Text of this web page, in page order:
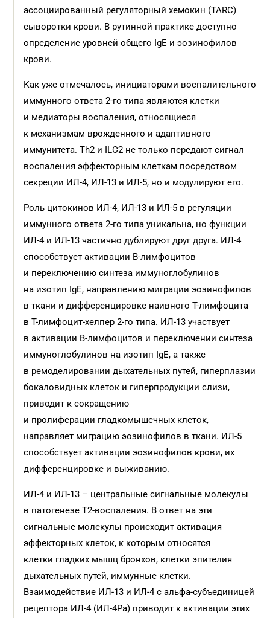
ассоциированный регуляторный хемокин (TARC)
сыворотки крови. В рутинной практике доступно
определение уровней общего IgE и эозинофилов
крови.
Как уже отмечалось, инициаторами воспалительного
иммунного ответа 2-го типа являются клетки
и медиаторы воспаления, относящиеся
к механизмам врожденного и адаптивного
иммунитета. Th2 и ILC2 не только передают сигнал
воспаления эффекторным клеткам посредством
секреции ИЛ-4, ИЛ-13 и ИЛ-5, но и модулируют его.
Роль цитокинов ИЛ-4, ИЛ-13 и ИЛ-5 в регуляции
иммунного ответа 2-го типа уникальна, но функции
ИЛ-4 и ИЛ-13 частично дублируют друг друга. ИЛ-4
способствует активации В-лимфоцитов
и переключению синтеза иммуноглобулинов
на изотип IgE, направлению миграции эозинофилов
в ткани и дифференцировке наивного Т-лимфоцита
в Т-лимфоцит-хелпер 2-го типа. ИЛ-13 участвует
в активации В-лимфоцитов и переключении синтеза
иммуноглобулинов на изотип IgE, а также
в ремоделировании дыхательных путей, гиперплазии
бокаловидных клеток и гиперпродукции слизи,
приводит к сокращению
и пролиферации гладкомышечных клеток,
направляет миграцию эозинофилов в ткани. ИЛ-5
способствует активации эозинофилов крови, их
дифференцировке и выживанию.
ИЛ-4 и ИЛ-13 – центральные сигнальные молекулы
в патогенезе Т2-воспаления. В ответ на эти
сигнальные молекулы происходит активация
эффекторных клеток, к которым относятся
клетки гладких мышц бронхов, клетки эпителия
дыхательных путей, иммунные клетки.
Взаимодействие ИЛ-13 и ИЛ-4 с альфа-субъединицей
рецептора ИЛ-4 (ИЛ-4Ра) приводит к активации этих